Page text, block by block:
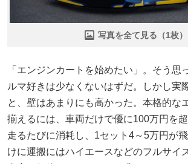
写真を全て見る（1枚）
「エンジンカートを始めたい」。そう思
ルマ好きは少なくないはずだ。しかし実
と、壁はあまりにも高かった。本格的な
揃えるには、車両だけで優に100万円を
走るたびに消耗し、1セット4～5万円が
けに運搬にはハイエースなどのフルサイ